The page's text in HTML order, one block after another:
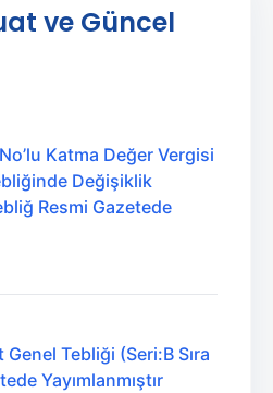
ve Güncel
Katma Değer Vergisi
Değişiklik
Resmi Gazetede
Tebliği (Seri:B Sıra
Yayımlanmıştır